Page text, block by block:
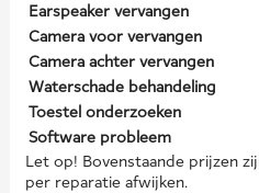
Earspeaker vervangen
Camera voor vervangen
Camera achter vervangen
Waterschade behandeling
Toestel onderzoeken
Software probleem
Let op! Bovenstaande prijzen
per reparatie afwijken.